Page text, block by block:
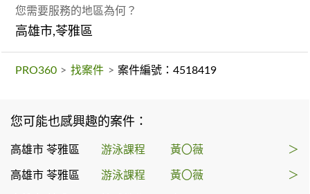
您需要服務的地區為何？
高雄市,苓雅區
PRO360 > 找案件 > 案件編號：4518419
您可能也感興趣的案件：
高雄市 苓雅區 游泳課程 黃〇薇 ＞
高雄市 苓雅區 游泳課程 黃〇薇 ＞